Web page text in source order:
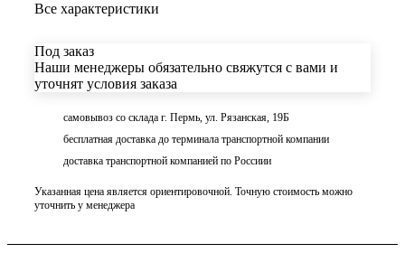
Все характеристики
Под заказ
Наши менеджеры обязательно свяжутся с вами и
уточнят условия заказа
самовывоз со склада г. Пермь, ул. Рязанская, 19Б
бесплатная доставка до терминала транспортной компании
доставка транспортной компанией по Россиии
Указанная цена является ориентировочной. Точную стоимость можно
уточнить у менеджера